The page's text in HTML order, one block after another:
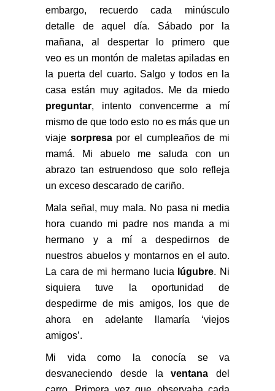
embargo, recuerdo cada minúsculo
detalle de aquel día. Sábado por la
mañana, al despertar lo primero que
veo es un montón de maletas apiladas en
la puerta del cuarto. Salgo y todos en la
casa están muy agitados. Me da miedo
preguntar, intento convencerme a mí
mismo de que todo esto no es más que un
viaje sorpresapor el cumpleaños de mi
mamá. Mi abuelo me saluda con un
abrazo tan estruendoso que solo refleja
un exceso descarado de cariño.
Mala señal, muy mala. No pasa ni media
hora cuando mi padre nos manda a mi
hermano y a mí a despedirnos de
nuestros abuelos y montarnos en el auto.
La cara de mi hermano lucia
lúgubre. Ni
siquiera tuve la oportunidad de
despedirme de mis amigos, los que de
ahora en adelante llamaría ‘viejos
amigos’.
Mi vida como la conocía se va
desvaneciendo desde laventana del